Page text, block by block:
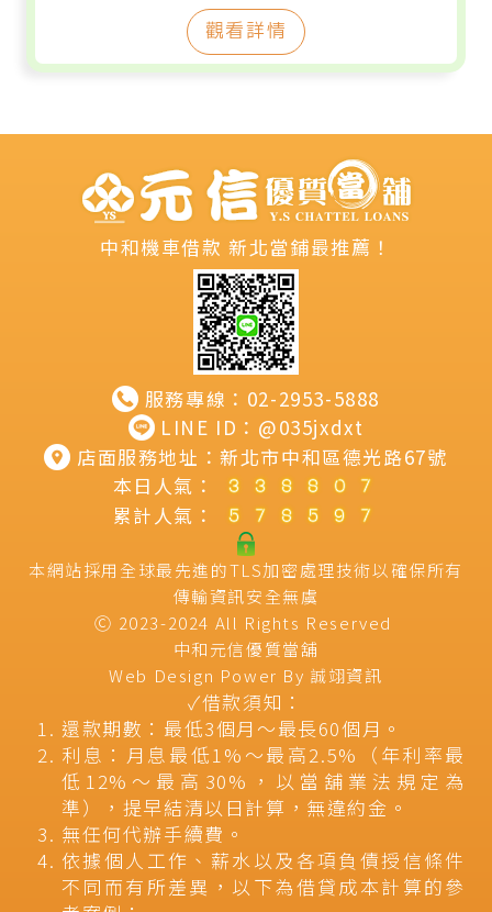
觀看詳情
中和機車借款 新北當鋪最推薦！
服務專線： 02-2953-5888
LINE ID： @035jxdxt
店面服務地址：新北市中和區德光路67號
本日人氣：
累計人氣：
本網站採用全球最先進的TLS加密處理技術以確保所有
傳輸資訊安全無虞
Ⓒ 2023-2024 All Rights Reserved
中和元信優質當舖
Web Design Power By 誠翊資訊
✓借款須知：
還款期數：最低3個月～最長60個月。
利息：月息最低1%～最高2.5%（年利率最
低12%～最高30%，以當舖業法規定為
準），提早結清以日計算，無違約金。
無任何代辦手續費。
依據個人工作、薪水以及各項負債授信條件
不同而有所差異，以下為借貸成本計算的參